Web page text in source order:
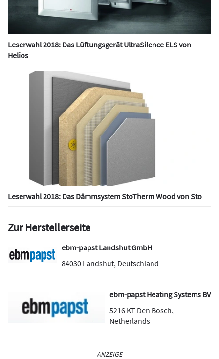
Leserwahl 2018: Das Lüftungsgerät UltraSilence ELS von
Helios
Leserwahl 2018: Das Dämmsystem StoTherm Wood von Sto
Zur Herstellerseite
ebm-papst Landshut GmbH
84030 Landshut, Deutschland
ebm-papst Heating Systems BV
5216 KT Den Bosch,
Netherlands
ANZEIGE